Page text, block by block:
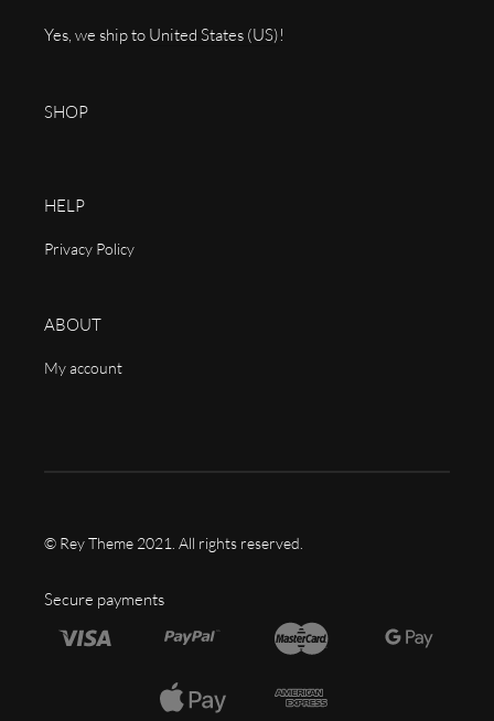
Yes, we ship to United States (US)!
SHOP
HELP
Privacy Policy
ABOUT
My account
© Rey Theme 2021. All rights reserved.
Secure payments